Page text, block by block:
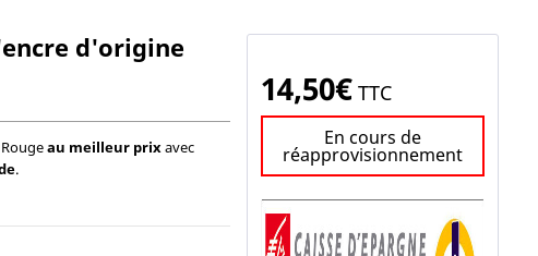
d'origine
Rougeau meilleur prix avec
.
14,50€ TTC
En cours de
réapprovisionnement